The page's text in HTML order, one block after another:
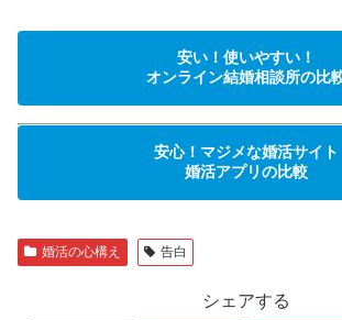
安い！使いやすい！
オンライン結婚相談所の比
安心！マジメな婚活サイト
婚活アプリの比較
婚活の心構え 告白
シェアする